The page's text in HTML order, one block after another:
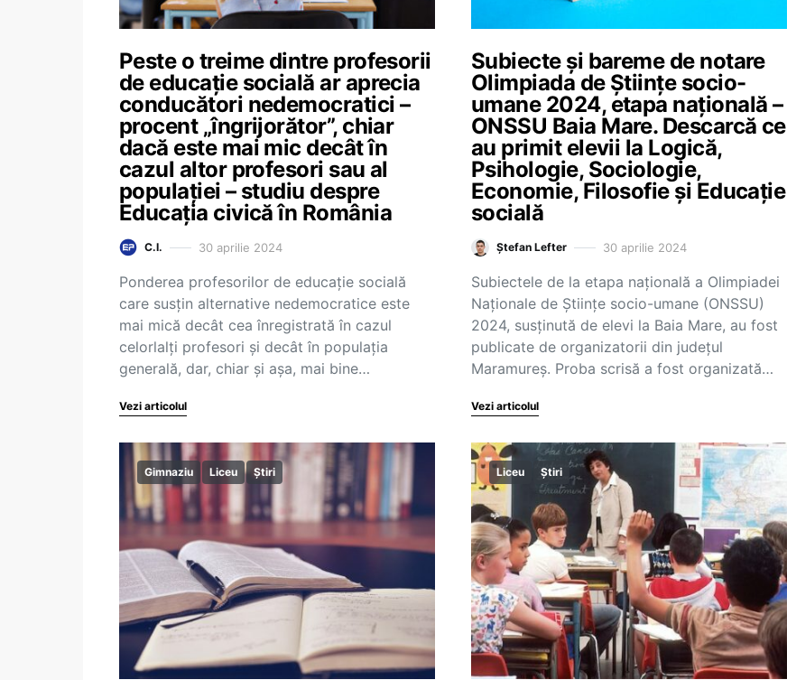
Peste o treime dintre profesorii
de educație socială ar aprecia
conducători nedemocratici –
procent „îngrijorător”, chiar
dacă este mai mic decât în
cazul altor profesori sau al
populației – studiu despre
Educația civică în România
C.I. 30 aprilie 2024
Ponderea profesorilor de educație socială
care susțin alternative nedemocratice este
mai mică decât cea înregistrată în cazul
celorlalți profesori și decât în populația
generală, dar, chiar și așa, mai bine…
Vezi articolul
Subiecte și bareme de notare
Olimpiada de Științe socio-
umane 2024, etapa națională –
ONSSU Baia Mare. Descarcă ce
au primit elevii la Logică,
Psihologie, Sociologie,
Economie, Filosofie și Educație
socială
Ștefan Lefter 30 aprilie 2024
Subiectele de la etapa națională a Olimpiadei
Naționale de Științe socio-umane (ONSSU)
2024, susținută de elevi la Baia Mare, au fost
publicate de organizatorii din județul
Maramureș. Proba scrisă a fost organizată…
Vezi articolul
Gimnaziu Liceu Știri Liceu Știri